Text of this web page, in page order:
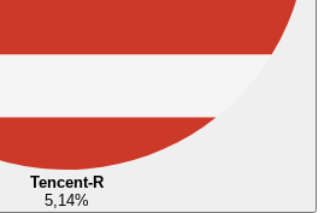
Tencent-R
5,14%